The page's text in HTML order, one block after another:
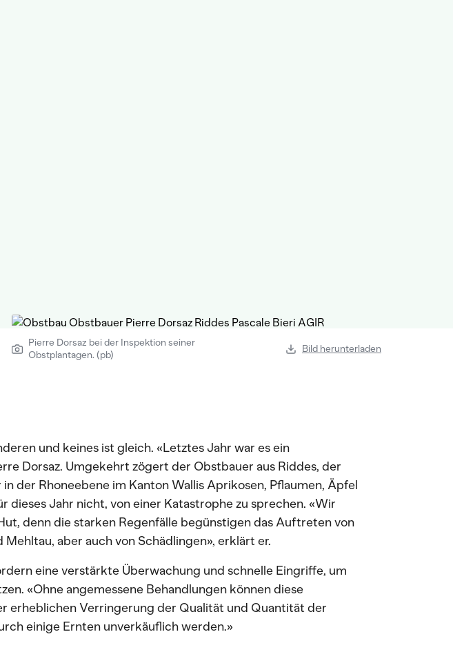
Pierre Dorsaz bei der Inspektion seiner
Obstplantagen. (pb)
Bild herunterladen
und keines ist gleich. «Letztes Jahr war es ein
Dorsaz. Umgekehrt zögert der Obstbauer aus Riddes, der
der Rhoneebene im Kanton Wallis Aprikosen, Pflaumen, Äpfel
dieses Jahr nicht, von einer Katastrophe zu sprechen. «Wir
denn die starken Regenfälle begünstigen das Auftreten von
Mehltau, aber auch von Schädlingen», erklärt er.
eine verstärkte Überwachung und schnelle Eingriffe, um
«Ohne angemessene Behandlungen können diese
erheblichen Verringerung der Qualität und Quantität der
einige Ernten unverkäuflich werden.»